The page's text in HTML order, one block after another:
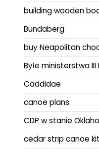
building wooden
Bundaberg
buy Neapolitan
Byłe ministerstwa
Caddidae
canoe plans
CDP w stanie
cedar strip canoe kit